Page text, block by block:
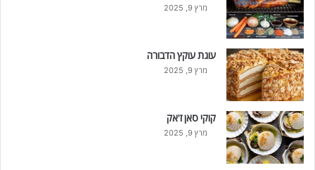
מרץ 9, 2025
עוגת עוקץ הדבורה
מרץ 9, 2025
קוקי סאן ז'אק
מרץ 9, 2025